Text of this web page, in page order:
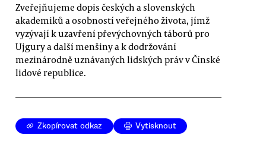
Zveřejňujeme dopis českých a slovenských
akademiků a osobností veřejného života, jímž
vyzývají k uzavření převýchovných táborů pro
Ujgury a další menšiny a k dodržování
mezinárodně uznávaných lidských práv v Čínské
lidové republice.
Zkopírovat odkaz Vytisknout